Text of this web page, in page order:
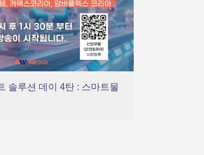
솔루션 데이 4탄 : 스마트물